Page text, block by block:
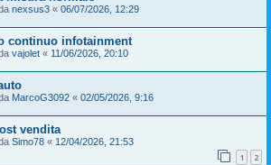
nexsus3 « 06/07/2026, 12:29
continuo infotainment
vajolet « 11/06/2026, 20:10
MarcoG3092 « 02/05/2026, 9:16
vendita
Simo78 « 12/04/2026, 21:53
1 2